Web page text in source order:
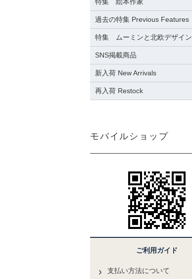
過去の特集 Previous Features
特集 ムーミンと北欧デザイン
SNS掲載商品
新入荷 New Arrivals
再入荷 Restock
モバイルショップ
ご利用ガイド
支払い方法について